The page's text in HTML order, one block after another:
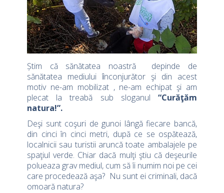
Știm că sănătatea noastră depinde de
sănătatea mediului ȋnconjurător şi din acest
motiv ne-am mobilizat , ne-am echipat şi am
plecat la treabă sub sloganul “Curăţăm
natura!”.
Deşi sunt coşuri de gunoi lângă fiecare bancă,
din cinci în cinci metri, după ce se ospătează,
localnicii sau turistii aruncă toate ambalajele pe
spaţiul verde. Chiar dacă mulţi ştiu că deşeurile
polueaza grav mediul, cum să îi numim noi pe cei
care procedează aşa? Nu sunt ei criminali, dacă
omoară natura?